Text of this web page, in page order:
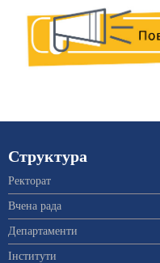
Структура
Ректорат
Вчена рада
Департаменти
Інститути